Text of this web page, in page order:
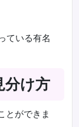
ている有名
分け方
とができま